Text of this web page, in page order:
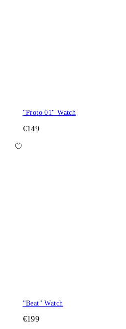
"Proto 01" Watch
€149
"Beat" Watch
€199